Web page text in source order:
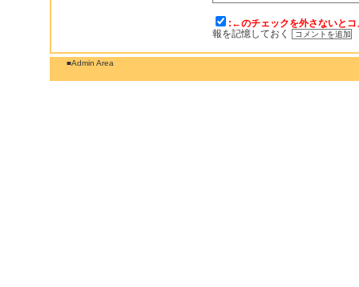
:←のチェックを外さないと
報を記憶しておく
■Admin Area